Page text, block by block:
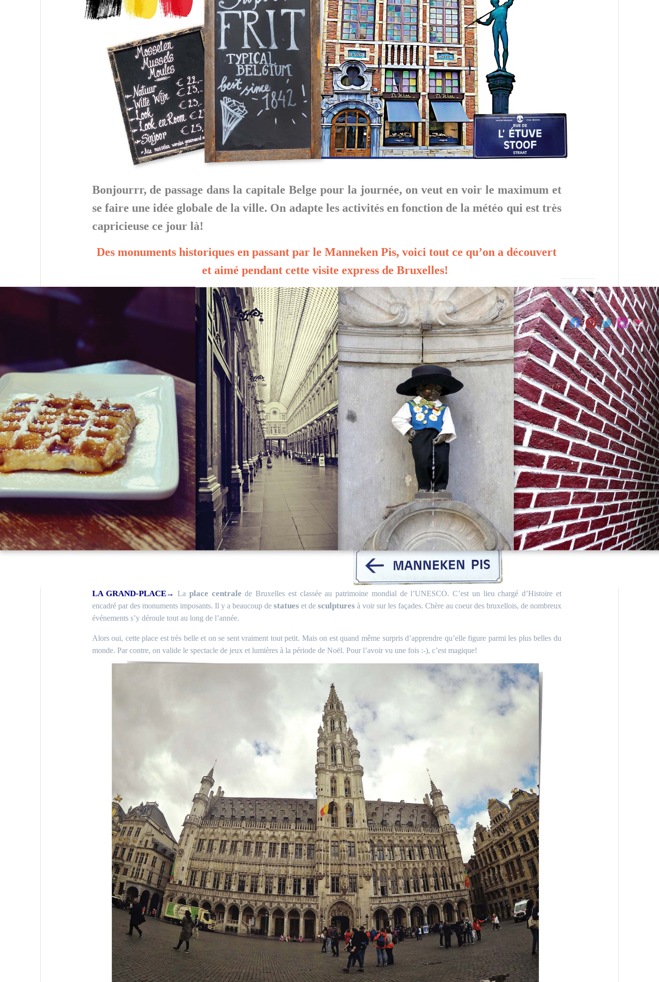
Bonjourrr, de passage dans la capitale Belge pour la journée, on veut en voir le maximum et
se faire une idée globale de la ville. On adapte les activités en fonction de la météo qui est très
capricieuse ce jour là!
Des monuments historiques en passant par leManneken Pis, voici tout ce qu’on a découvert
et aimé pendant cette visite express deBruxelles!
LA GRAND-PLACE→ La place centrale de Bruxelles est classée aupatrimoine mondial de l’UNESCO. C’est un lieu chargé d’Histoire et
encadré par des monuments imposants. Il y a beaucoup de statues et de sculptures à voir sur les façades. Chère au coeur des bruxellois, de nombreux
événements s’y déroule tout au long de l’année.
Alors oui, cette place est très belle et on se sent vraiment tout petit. Mais on est quand même surpris d’apprendre qu’elle figure parmi les plus belles du
monde. Par contre, on valide le spectacle de jeux et lumières à la période de Noël. Pour l’avoir vu une fois :-), c’est magique!